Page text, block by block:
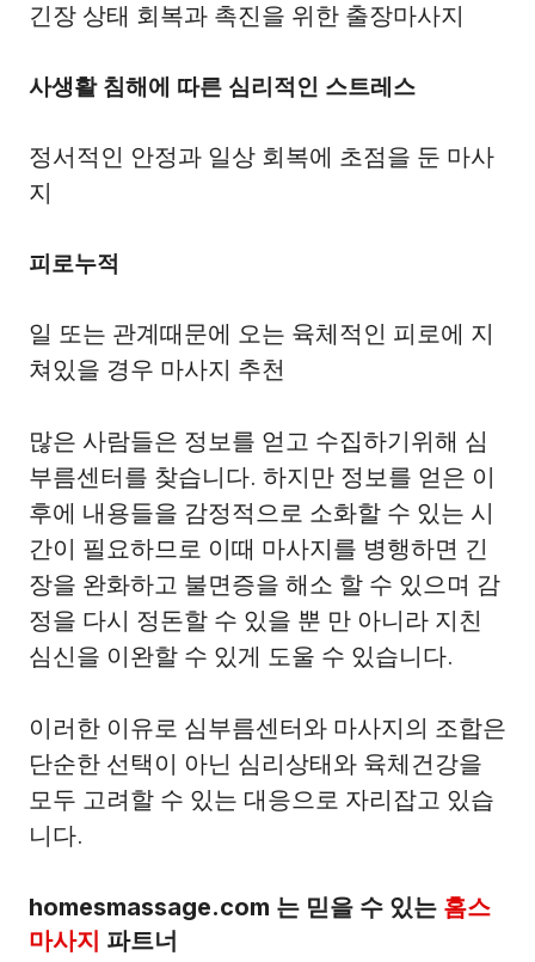
긴장 상태 회복과 촉진을 위한 출장마사지
사생활 침해에 따른 심리적인 스트레스
정서적인 안정과 일상 회복에 초점을 둔 마사
지
피로누적
일 또는 관계때문에 오는 육체적인 피로에 지
쳐있을 경우 마사지 추천
많은 사람들은 정보를 얻고 수집하기위해 심
부름센터를 찾습니다. 하지만 정보를 얻은 이
후에 내용들을 감정적으로 소화할 수 있는 시
간이 필요하므로 이때 마사지를 병행하면 긴
장을 완화하고 불면증을 해소 할 수 있으며 감
정을 다시 정돈할 수 있을 뿐 만 아니라 지친
심신을 이완할 수 있게 도울 수 있습니다.
이러한 이유로 심부름센터와 마사지의 조합은
단순한 선택이 아닌 심리상태와 육체건강을
모두 고려할 수 있는 대응으로 자리잡고 있습
니다.
homesmassage.com 는 믿을 수 있는 홈스
마사지 파트너